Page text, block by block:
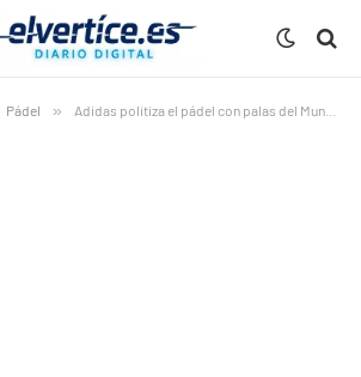
Pádel » Adidas politiza el pádel con palas del Mundial 2026